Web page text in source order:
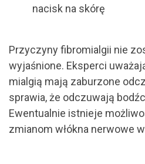
nacisk na skórę
Przyczyny fibromialgii nie
wyjaśnione. Eksperci
mialgią mają zaburzone
sprawia, że odczuwają
Ewentualnie istnieje
zmianom włókna nerwowe